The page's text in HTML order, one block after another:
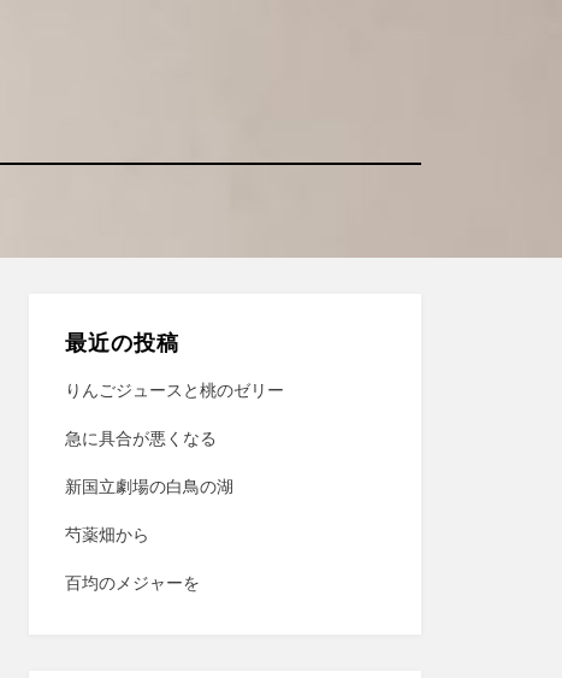
最近の投稿
りんごジュースと桃のゼリー
急に具合が悪くなる
新国立劇場の白鳥の湖
芍薬畑から
百均のメジャーを